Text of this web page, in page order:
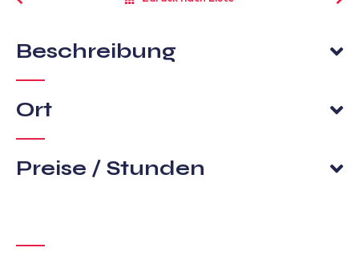
Beschreibung
Ort
Preise / Stunden